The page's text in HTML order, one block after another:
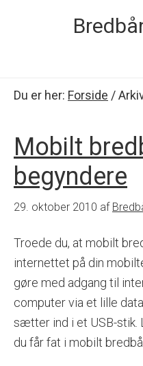
Du er her: Forside /
Mobilt
begyndere
29. oktober 2010 af
Troede du, at mobilt
internettet på din
gøre med adgang til
computer via et lille
sætter ind i et USB-stik.
du får fat i mobilt